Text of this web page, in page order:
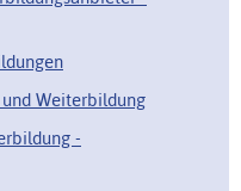
Weiterbildung
-